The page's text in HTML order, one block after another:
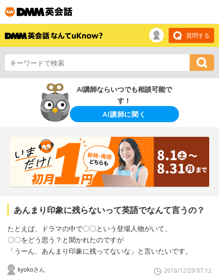
質問する
AI講師ならいつでも相談可能で
す！
AI講師に聞く
あんまり印象に残らないって英語でなんて言うの？
たとえば、ドラマの中で〇〇という登場人物がいて、
〇〇をどう思う？と聞かれたのですが
「うーん、あんまり印象に残ってないな」と言いたいです。
kyokoさん 2018/12/29 07:12